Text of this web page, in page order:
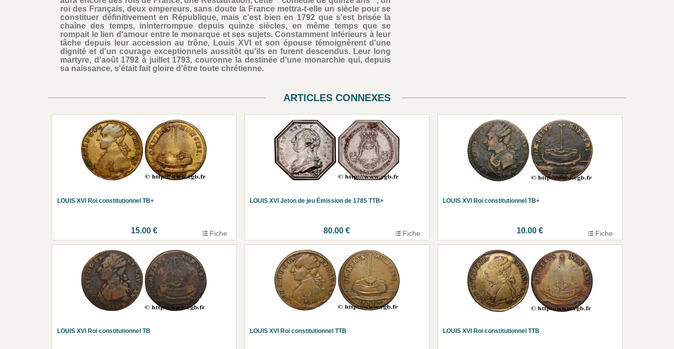
roi des Français, deux empereurs, sans doute la France mettra-t-elle un siècle pour se
constituer définitivement en République, mais c'est bien en 1792 que s'est brisée la
chaîne des temps, ininterrompue depuis quinze siècles, en même temps que se
rompait le lien d'amour entre le monarque et ses sujets. Constamment inférieurs à leur
tâche depuis leur accession au trône, Louis XVI et son épouse témoignèrent d'une
dignité et d'un courage exceptionnels aussitôt qu'ils en furent descendus. Leur long
martyre, d'août 1792 à juillet 1793, couronne la destinée d'une monarchie qui, depuis
sa naissance, s'était fait gloire d'être toute chrétienne.
ARTICLES CONNEXES
LOUIS XVI Roi constitutionnel TB+
15.00 € Fiche
LOUIS XVI Jeton de jeu Émission de 1785 TTB+
80.00 € Fiche
LOUIS XVI Roi constitutionnel TB+
10.00 € Fiche
LOUIS XVI Roi constitutionnel TB LOUIS XVI Roi constitutionnel TTB LOUIS XVI Roi constitutionnel TTB